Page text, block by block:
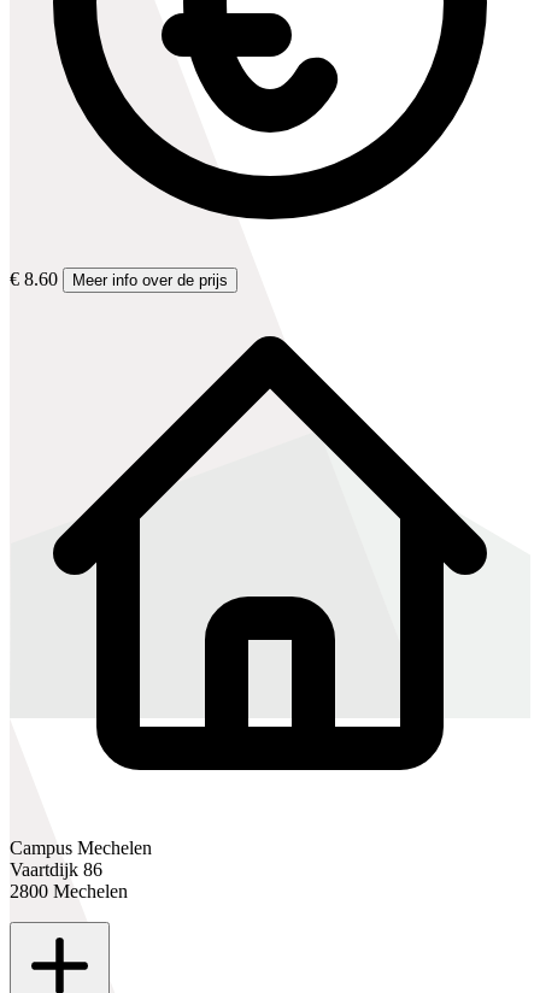
€ 8.60 Meer info over de prijs
Campus Mechelen
Vaartdijk 86
2800 Mechelen